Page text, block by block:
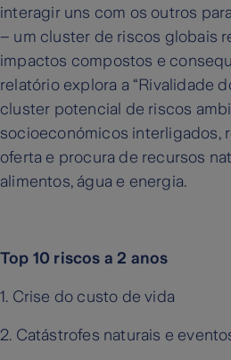
interagir uns com os outros
– um cluster de riscos globais
impactos compostos e
relatório explora a “Rivalidade
cluster potencial de riscos
socioeconómicos interligados,
oferta e procura de recursos
alimentos, água e energia.
Top 10 riscos a 2 anos
1. Crise do custo de vida
2. Catástrofes naturais e